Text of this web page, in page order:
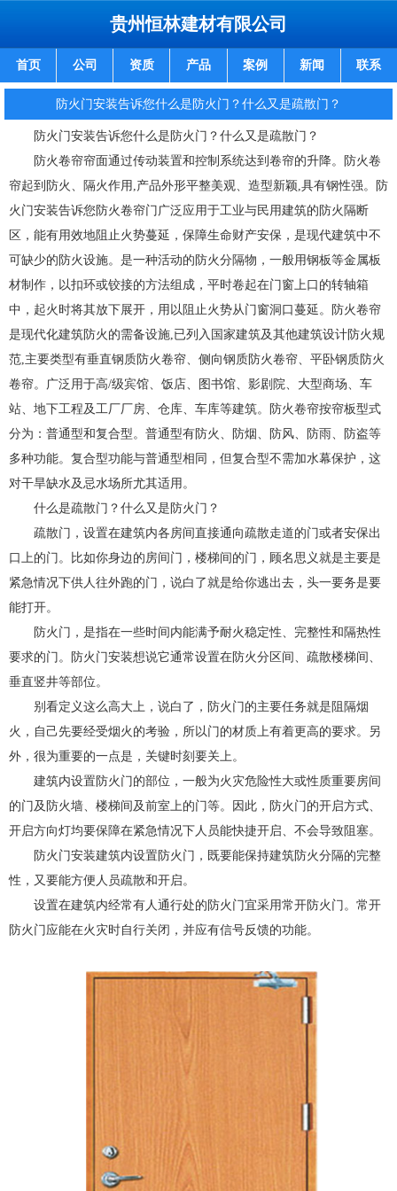
贵州恒林建材有限公司
首页 公司 资质 产品 案例 新闻 联系
防火门安装告诉您什么是防火门？什么又是疏散门？
防火门安装告诉您什么是 防火门 ？什么又是疏散门 ？
防火卷帘帘面通过传动装置和控制系统达到卷帘的升降。防火卷
帘起到防火、隔火作用,产品外形平整美观、造型新颖,具有钢性强。防
火门安装告诉您防火卷帘门广泛应用于工业与民用建筑的防火隔断
区，能有用效地阻止火势蔓延，保障生命财产安保，是现代建筑中不
可缺少的防火设施。是一种活动的防火分隔物，一般用钢板等金属板
材制作，以扣环或铰接的方法组成，平时卷起在门窗上口的转轴箱
中，起火时将其放下展开，用以阻止火势从门窗洞口蔓延。防火卷帘
是现代化建筑防火的需备设施,已列入国家建筑及其他建筑设计防火规
范,主要类型有垂直钢质防火卷帘、侧向钢质防火卷帘、平卧钢质防火
卷帘。广泛用于高/级宾馆、饭店、图书馆、影剧院、大型商场、车
站、地下工程及工厂厂房、仓库、车库等建筑。防火卷帘按帘板型式
分为：普通型和复合型。普通型有防火、防烟、防风、防雨、防盗等
多种功能。复合型功能与普通型相同，但复合型不需加水幕保护，这
对干旱缺水及忌水场所尤其适用。
什么是疏散门？什么又是防火门？
疏散门，设置在建筑内各房间直接通向疏散走道的门或者安保出
口上的门。比如你身边的房间门，楼梯间的门，顾名思义就是主要是
紧急情况下供人往外跑的门，说白了就是给你逃出去，头一要务是要
能打开。
防火门，是指在一些时间内能满予耐火稳定性、完整性和隔热性
要求的门。防火门安装想说它通常设置在防火分区间、疏散楼梯间、
垂直竖井等部位。
别看定义这么高大上，说白了，防火门的主要任务就是阻隔烟
火，自己先要经受烟火的考验，所以门的材质上有着更高的要求。另
外，很为重要的一点是，关键时刻要关上。
建筑内设置防火门的部位，一般为火灾危险性大或性质重要房间
的门及防火墙、楼梯间及前室上的门等。因此，防火门的开启方式、
开启方向灯均要保障在紧急情况下人员能快捷开启、不会导致阻塞。
防火门安装建筑内设置防火门，既要能保持建筑防火分隔的完整
性，又要能方便人员疏散和开启。
设置在建筑内经常有人通行处的防火门宜采用常开防火门。常开
防火门应能在火灾时自行关闭，并应有信号反馈的功能。